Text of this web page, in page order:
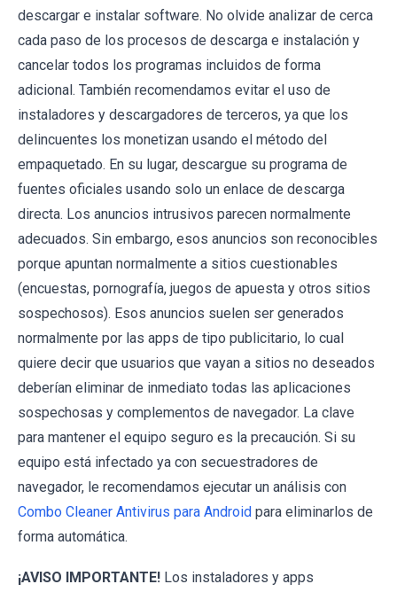
descargar e instalar software. No olvide analizar de cerca
cada paso de los procesos de descarga e instalación y
cancelar todos los programas incluidos de forma
adicional. También recomendamos evitar el uso de
instaladores y descargadores de terceros, ya que los
delincuentes los monetizan usando el método del
empaquetado. En su lugar, descargue su programa de
fuentes oficiales usando solo un enlace de descarga
directa. Los anuncios intrusivos parecen normalmente
adecuados. Sin embargo, esos anuncios son reconocibles
porque apuntan normalmente a sitios cuestionables
(encuestas, pornografía, juegos de apuesta y otros sitios
sospechosos). Esos anuncios suelen ser generados
normalmente por las apps de tipo publicitario, lo cual
quiere decir que usuarios que vayan a sitios no deseados
deberían eliminar de inmediato todas las aplicaciones
sospechosas y complementos de navegador. La clave
para mantener el equipo seguro es la precaución. Si su
equipo está infectado ya con secuestradores de
navegador, le recomendamos ejecutar un análisis con
Combo Cleaner Antivirus para Android para eliminarlos de
forma automática.
¡AVISO IMPORTANTE! Los instaladores y apps